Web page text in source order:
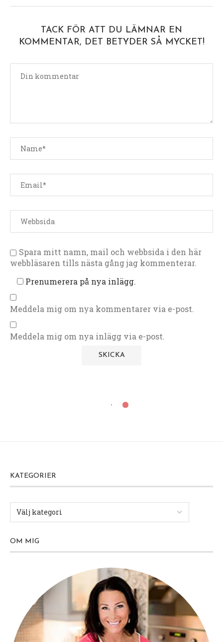
TACK FÖR ATT DU LÄMNAR EN
KOMMENTAR, DET BETYDER SÅ MYCKET!
Spara mitt namn, mail och webbsida i den här
webbläsaren tills nästa gång jag kommenterar.
Prenumerera på nya inlägg.
Meddela mig om nya kommentarer via e-post.
Meddela mig om nya inlägg via e-post.
KATEGORIER
OM MIG